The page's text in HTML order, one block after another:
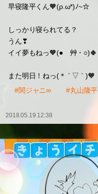
早寝隆平くん🧡(ρ.ω*)ﾉ~☆
しっかり寝られてる？
うん❣
イイ夢もねっ🧡(●ゝ艸・○)🍀
また明日！ねっ(＊ ´ ▽ ` )🧡
#関ジャニ∞
#丸山隆平
2018.05.19 12:38